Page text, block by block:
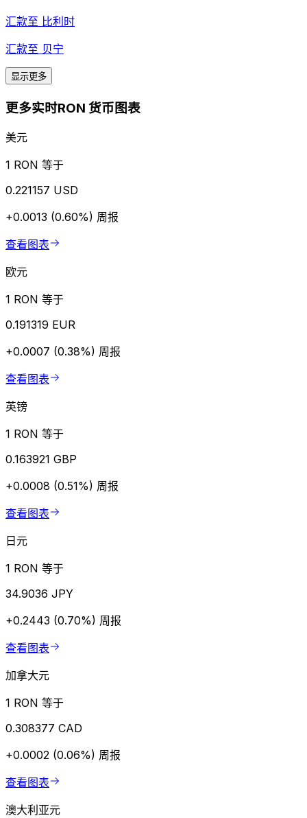
汇款至 比利时
汇款至 贝宁
显示更多
更多实时RON 货币图表
美元
1 RON 等于
0.221157 USD
+0.0013 (0.60%) 周报
查看图表
欧元
1 RON 等于
0.191319 EUR
+0.0007 (0.38%) 周报
查看图表
英镑
1 RON 等于
0.163921 GBP
+0.0008 (0.51%) 周报
查看图表
日元
1 RON 等于
34.9036 JPY
+0.2443 (0.70%) 周报
查看图表
加拿大元
1 RON 等于
0.308377 CAD
+0.0002 (0.06%) 周报
查看图表
澳大利亚元